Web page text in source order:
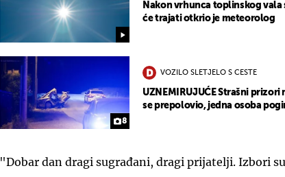
Nakon vrhunca toplinskog vala
će trajati otkrio je meteorolog
8
VOZILO SLETJELO S CESTE
UZNEMIRUJUĆE Strašni prizori
se prepolovio, jedna osoba
"Dobar dan dragi sugrađani, dragi prijatelji. Izbori